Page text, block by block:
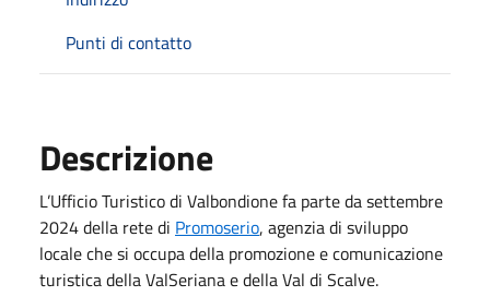
Punti di contatto
Descrizione
L’Ufficio Turistico di Valbondione fa parte da settembre
2024 della rete di Promoserio, agenzia di sviluppo
locale che si occupa della promozione e comunicazione
turistica della ValSeriana e della Val di Scalve.